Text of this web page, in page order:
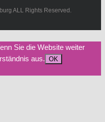
ALL Rights Reserved.
Sie die Website weiter
aus. OK